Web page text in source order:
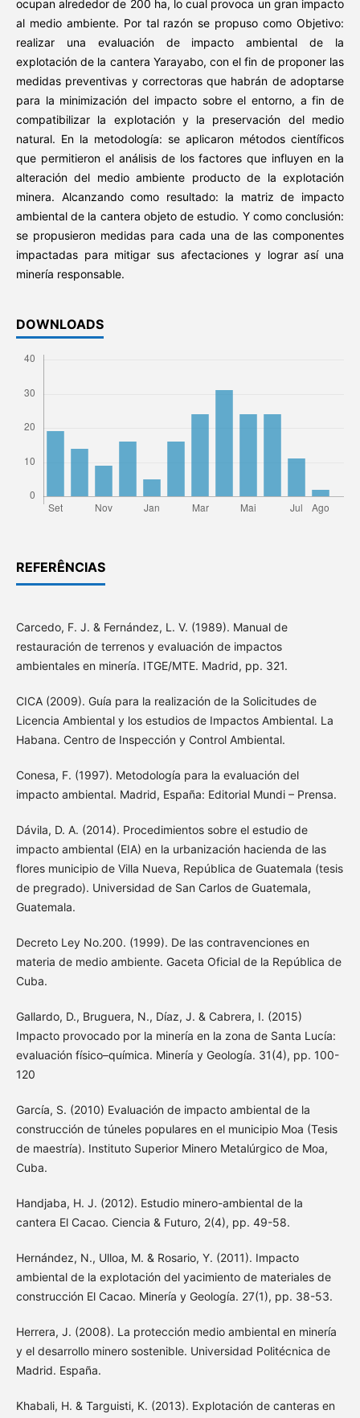
ocupan alrededor de 200 ha, lo cual provoca un gran impacto
al medio ambiente. Por tal razón se propuso como Objetivo:
realizar una evaluación de impacto ambiental de la
explotación de la cantera Yarayabo, con el fin de proponer las
medidas preventivas y correctoras que habrán de adoptarse
para la minimización del impacto sobre el entorno, a fin de
compatibilizar la explotación y la preservación del medio
natural. En la metodología: se aplicaron métodos científicos
que permitieron el análisis de los factores que influyen en la
alteración del medio ambiente producto de la explotación
minera. Alcanzando como resultado: la matriz de impacto
ambiental de la cantera objeto de estudio. Y como conclusión:
se propusieron medidas para cada una de las componentes
impactadas para mitigar sus afectaciones y lograr así una
minería responsable.
DOWNLOADS
REFERÊNCIAS
Carcedo, F. J. & Fernández, L. V. (1989). Manual de
restauración de terrenos y evaluación de impactos
ambientales en minería. ITGE/MTE. Madrid, pp. 321.
CICA (2009). Guía para la realización de la Solicitudes de
Licencia Ambiental y los estudios de Impactos Ambiental. La
Habana. Centro de Inspección y Control Ambiental.
Conesa, F. (1997). Metodología para la evaluación del
impacto ambiental. Madrid, España: Editorial Mundi – Prensa.
Dávila, D. A. (2014). Procedimientos sobre el estudio de
impacto ambiental (EIA) en la urbanización hacienda de las
flores municipio de Villa Nueva, República de Guatemala (tesis
de pregrado). Universidad de San Carlos de Guatemala,
Guatemala.
Decreto Ley No.200. (1999). De las contravenciones en
materia de medio ambiente. Gaceta Oficial de la República de
Cuba.
Gallardo, D., Bruguera, N., Díaz, J. & Cabrera, I. (2015)
Impacto provocado por la minería en la zona de Santa Lucía:
evaluación físico–química. Minería y Geología. 31(4), pp. 100-
120
García, S. (2010) Evaluación de impacto ambiental de la
construcción de túneles populares en el municipio Moa (Tesis
de maestría). Instituto Superior Minero Metalúrgico de Moa,
Cuba.
Handjaba, H. J. (2012). Estudio minero-ambiental de la
cantera El Cacao. Ciencia & Futuro, 2(4), pp. 49-58.
Hernández, N., Ulloa, M. & Rosario, Y. (2011). Impacto
ambiental de la explotación del yacimiento de materiales de
construcción El Cacao. Minería y Geología. 27(1), pp. 38-53.
Herrera, J. (2008). La protección medio ambiental en minería
y el desarrollo minero sostenible. Universidad Politécnica de
Madrid. España.
Khabali, H. & Targuisti, K. (2013). Explotación de canteras en